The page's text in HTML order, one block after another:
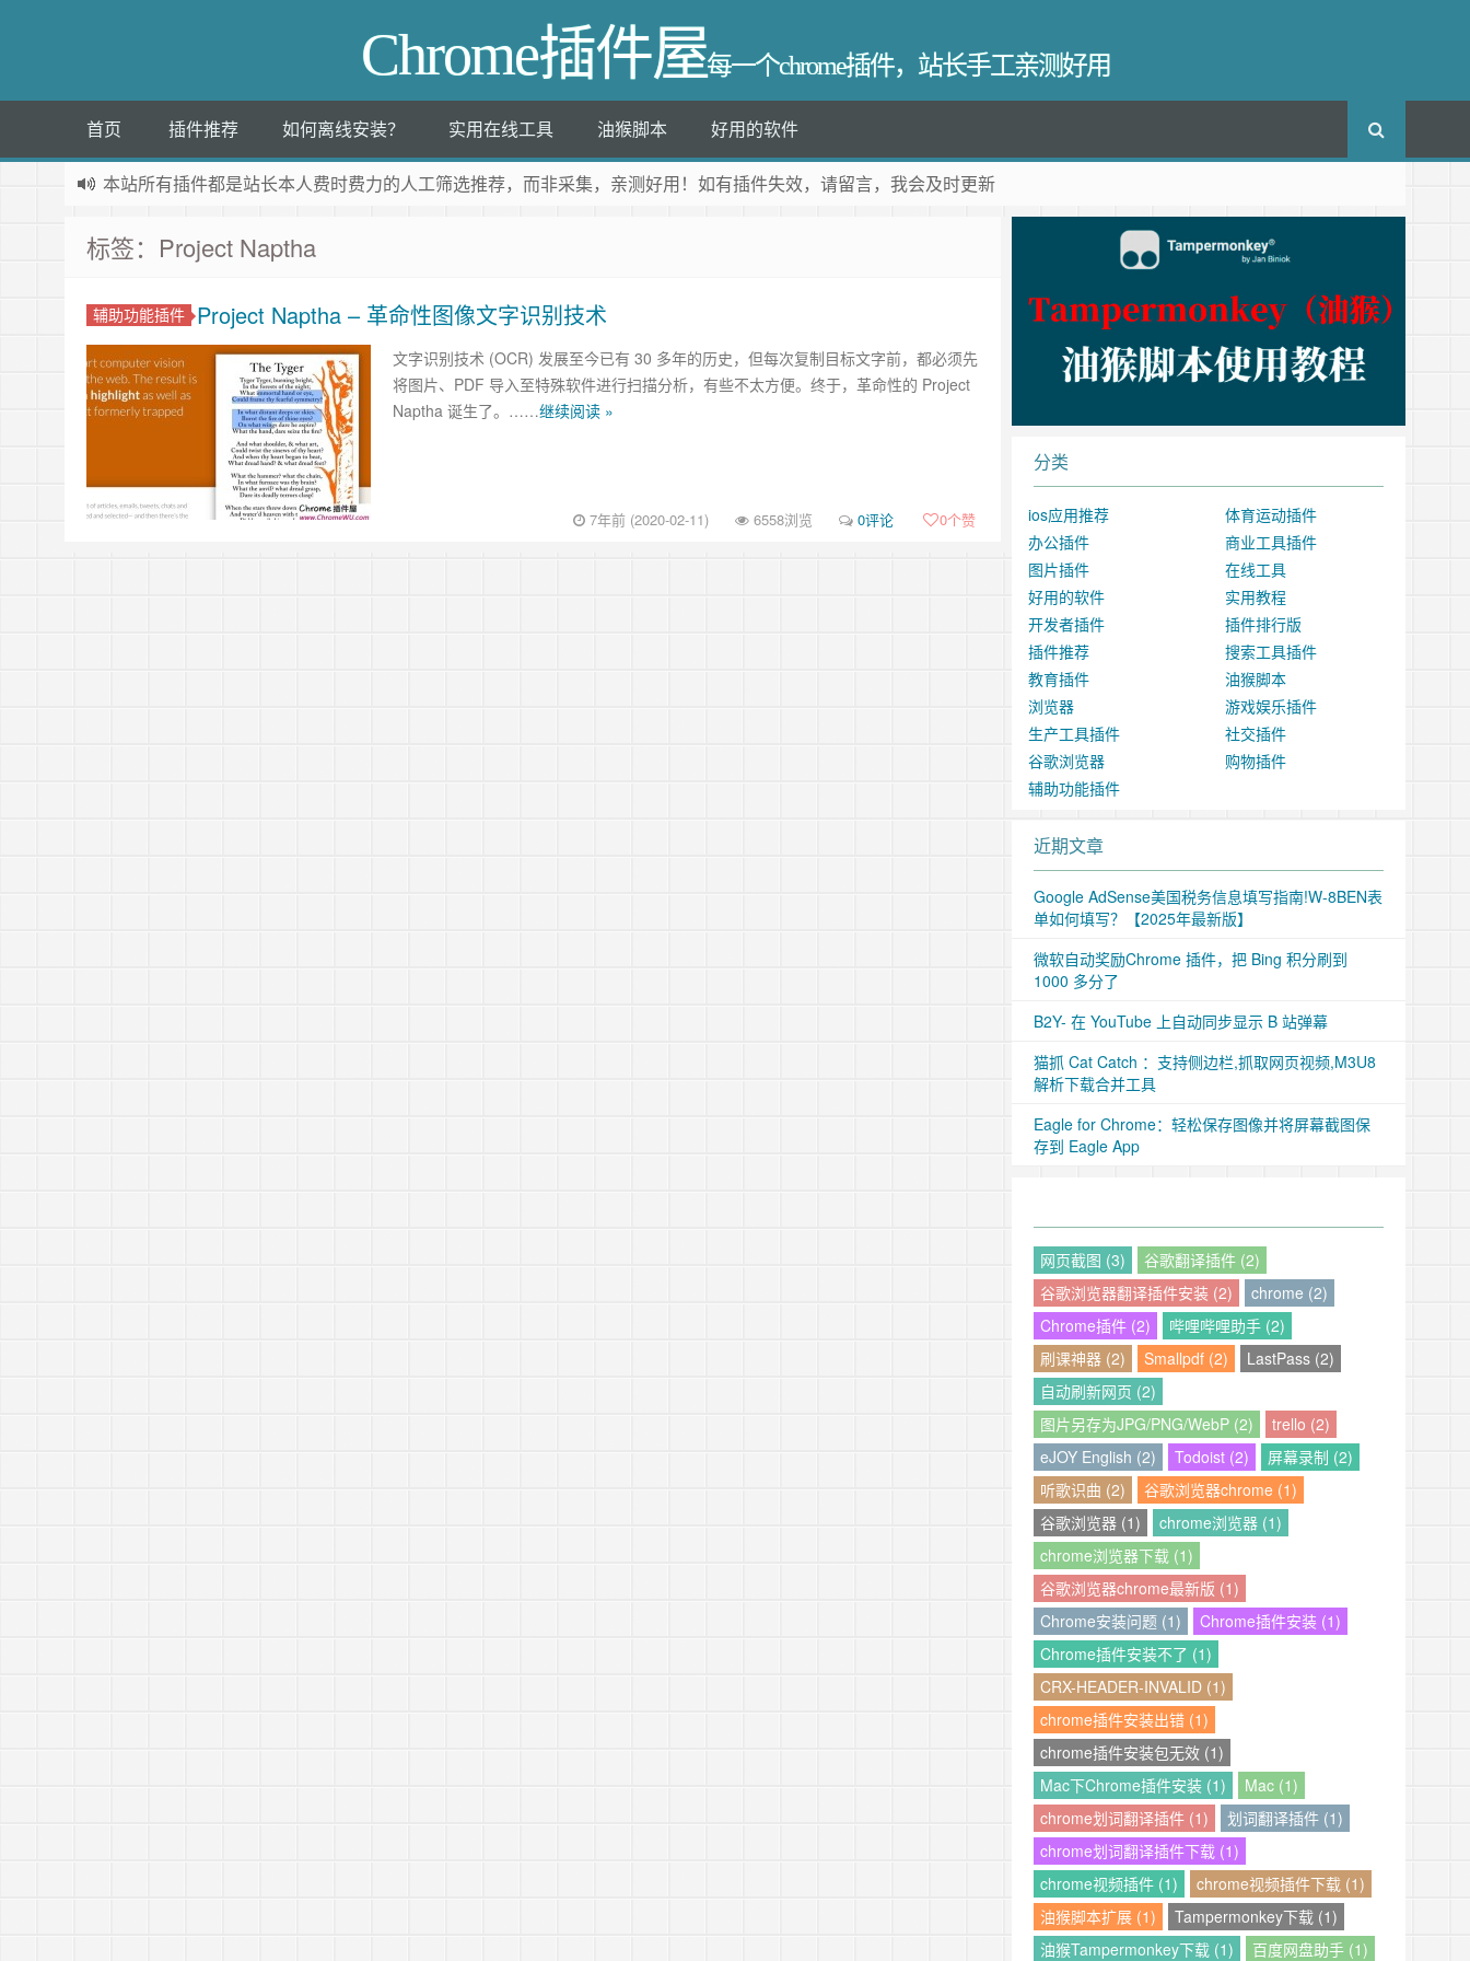
Chrome插件屋每一个chrome插件，站长手工亲测好用
首页 插件推荐 如何离线安装？ 实用在线工具 油猴脚本 好用的软件
本站所有插件都是站长本人费时费力的人工筛选推荐，而非采集，亲测好用！如有插件失效，请留言，我会及时更新
标签：Project Naptha
辅助功能插件 Project Naptha – 革命性图像文字识别技术
文字识别技术 (OCR) 发展至今已有 30 多年的历史，但每次复制目标文字前，都必须先
将图片、PDF 导入至特殊软件进行扫描分析，有些不太方便。终于，革命性的 Project
Naptha 诞生了。……继续阅读 »
7年前 (2020-02-11) 6558浏览 0评论 0个赞
分类
ios应用推荐
体育运动插件
办公插件
商业工具插件
图片插件
在线工具
好用的软件
实用教程
开发者插件
插件排行版
插件推荐
搜索工具插件
教育插件
油猴脚本
浏览器
游戏娱乐插件
生产工具插件
社交插件
谷歌浏览器
购物插件
辅助功能插件
近期文章
Google AdSense美国税务信息填写指南!W-8BEN表
单如何填写？【2025年最新版】
微软自动奖励Chrome 插件，把 Bing 积分刷到
1000 多分了
B2Y- 在 YouTube 上自动同步显示 B 站弹幕
猫抓 Cat Catch ：支持侧边栏,抓取网页视频,M3U8
解析下载合并工具
Eagle for Chrome：轻松保存图像并将屏幕截图保
存到 Eagle App
网页截图 (3)
谷歌翻译插件 (2)
谷歌浏览器翻译插件安装 (2)
chrome (2)
Chrome插件 (2)
哔哩哔哩助手 (2)
刷课神器 (2)
Smallpdf (2)
LastPass (2)
自动刷新网页 (2)
图片另存为JPG/PNG/WebP (2)
trello (2)
eJOY English (2)
Todoist (2)
屏幕录制 (2)
听歌识曲 (2)
谷歌浏览器chrome (1)
谷歌浏览器 (1)
chrome浏览器 (1)
chrome浏览器下载 (1)
谷歌浏览器chrome最新版 (1)
Chrome安装问题 (1)
Chrome插件安装 (1)
Chrome插件安装不了 (1)
CRX-HEADER-INVALID (1)
chrome插件安装出错 (1)
chrome插件安装包无效 (1)
Mac下Chrome插件安装 (1)
Mac (1)
chrome划词翻译插件 (1)
划词翻译插件 (1)
chrome划词翻译插件下载 (1)
chrome视频插件 (1)
chrome视频插件下载 (1)
油猴脚本扩展 (1)
Tampermonkey下载 (1)
油猴Tampermonkey下载 (1)
百度网盘助手 (1)